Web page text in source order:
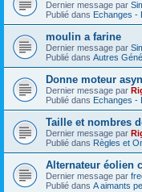
Dernier message par
Publié dans Echanges -
moulin a farine
Dernier message par
Publié dans Autres
Donne moteur
Dernier message par
Publié dans Echanges -
Taille et nombres
Dernier message par
Publié dans Règles et
Alternateur éolien
Dernier message par
Publié dans A aimants